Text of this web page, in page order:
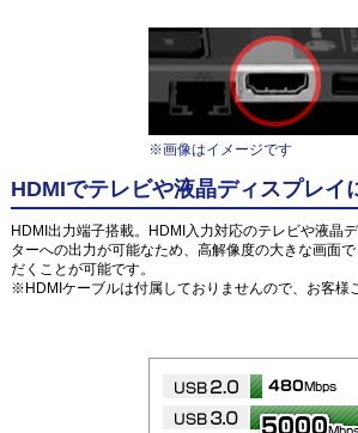
※画像はイメージです
HDMIでテレビや液晶ディスプレイ
HDMI出力端子搭載。HDMI入力対応のテレビや液晶
ターへの出力が可能なため、高解像度の大きな画面
だくことが可能です。
※HDMIケーブルは付属しておりませんので、お客様